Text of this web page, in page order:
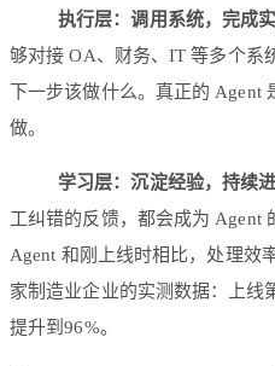
执行层：调用系统，完成实
够对接 OA、财务、IT 等多个系
下一步该做什么。真正的 Agent
做。
学习层：沉淀经验，持续进
工纠错的反馈，都会成为 Agent
Agent 和刚上线时相比，处理效
家制造业企业的实测数据：上线
提升到96%。